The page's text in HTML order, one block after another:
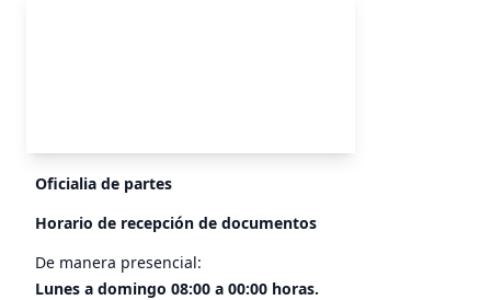
Oficialia de partes
Horario de recepción de documentos
De manera presencial:
Lunes a domingo 08:00 a 00:00 horas.